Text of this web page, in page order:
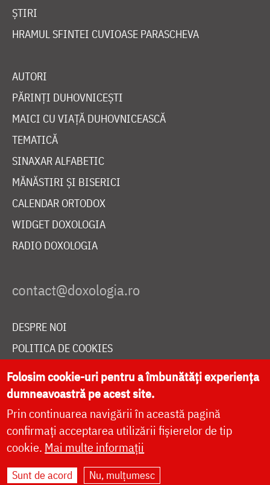
ȘTIRI
HRAMUL SFINTEI CUVIOASE PARASCHEVA
AUTORI
PĂRINȚI DUHOVNICEȘTI
MAICI CU VIAȚĂ DUHOVNICEASCĂ
TEMATICĂ
SINAXAR ALFABETIC
MĂNĂSTIRI ȘI BISERICI
CALENDAR ORTODOX
WIDGET DOXOLOGIA
RADIO DOXOLOGIA
DESPRE NOI
POLITICA DE COOKIES
DONEAZĂ ONLINE PENTRU CATEDRALA NAȚIONALĂ
LIVE
Site dezvoltat deDOXOLOGIA MEDIA
Folosim cookie-uri pentru a îmbunătăți experiența
dumneavoastră pe acest site.
Prin continuarea navigării în această pagină
confirmați acceptarea utilizării fișierelor de tip
cookie. Mai multe informații
Sunt de acord Nu, mulțumesc